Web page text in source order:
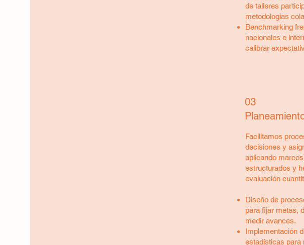
de talleres
metodologías
Benchmarking
nacionales e
calibrar
03
Facilitamos
decisiones y
aplicando
estructurados y
evaluación
Diseño de
para fijar metas,
medir avances.
Implementación
estadísticas para